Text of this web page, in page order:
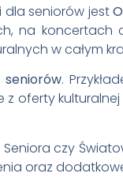
dla seniorów jest
na koncertach
w całym
.
z oferty
czy
oraz